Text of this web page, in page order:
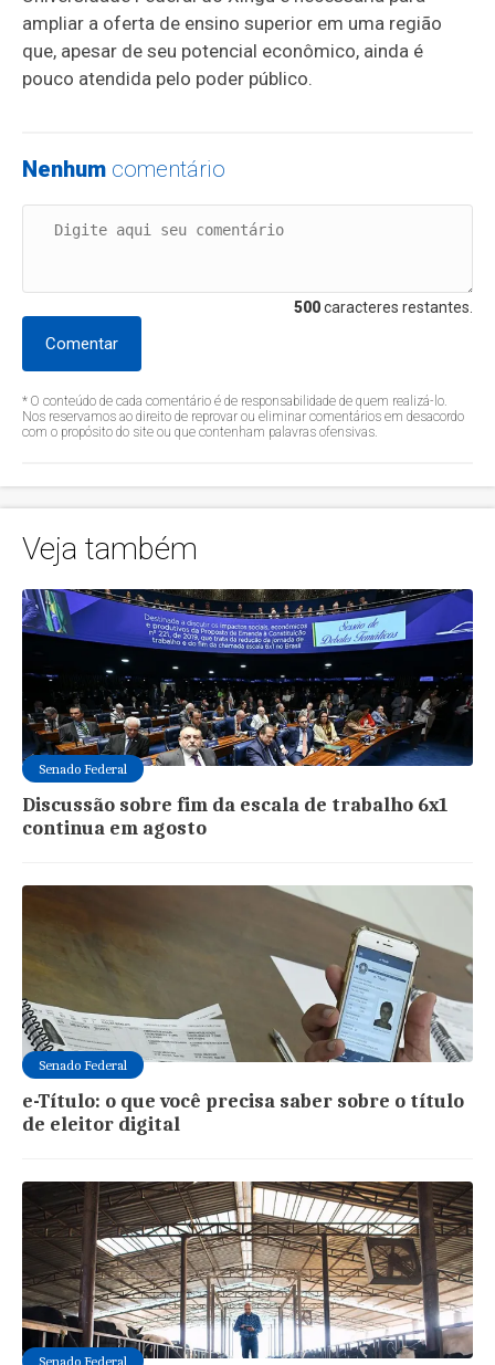
ampliar a oferta de ensino superior em uma região
que, apesar de seu potencial econômico, ainda é
pouco atendida pelo poder público.
Nenhum comentário
500caracteres restantes.
Comentar
* O conteúdo de cada comentário é de responsabilidade de quem realizá-lo.
Nos reservamos ao direito de reprovar ou eliminar comentários em desacordo
com o propósito do site ou que contenham palavras ofensivas.
Veja também
Senado Federal
Discussão sobre fim da escala de trabalho 6x1
continua em agosto
Senado Federal
e-Título: o que você precisa saber sobre o título
de eleitor digital
Senado Federal